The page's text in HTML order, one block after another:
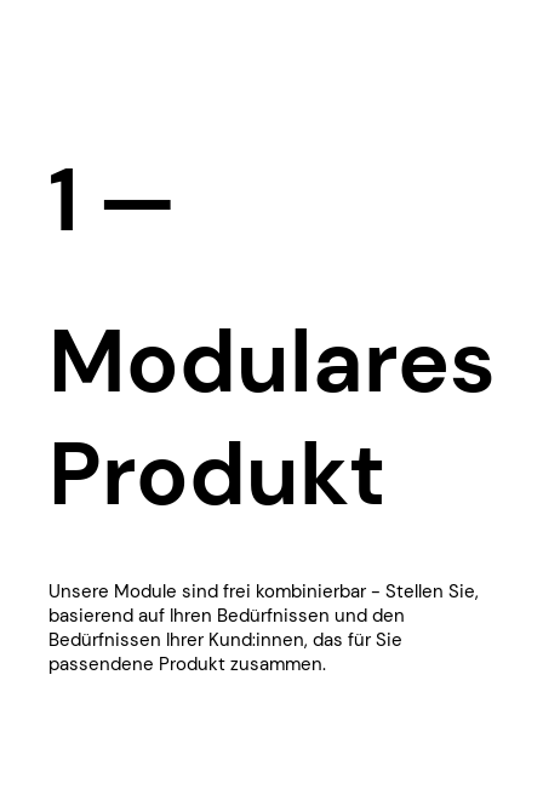
1 —
​Unsere Module sind frei kombinierbar - Stellen Sie,
basierend auf Ihren Bedürfnissen und den
Bedürfnissen Ihrer Kund:innen, das für Sie
passendene Produkt zusammen.
​Modulares
Produkt